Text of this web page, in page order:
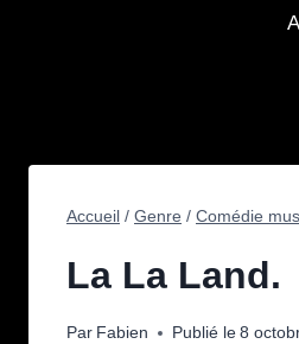
Accueil / Genre / Comédie
La La Land.
Par Fabien Publié le 8